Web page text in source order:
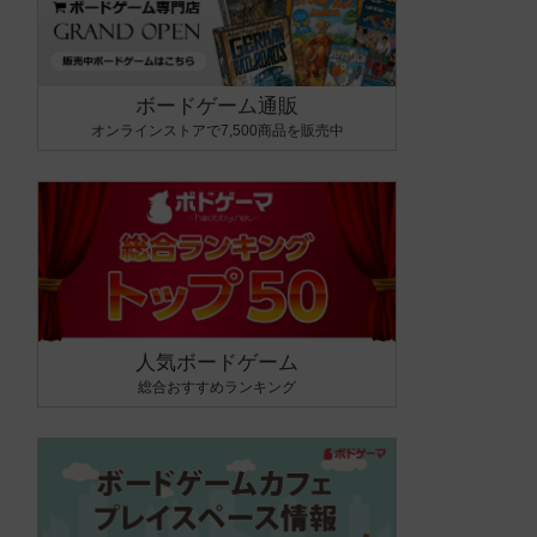
ボードゲーム通販
オンラインストアで7,500商品を販売中
人気ボードゲーム
総合おすすめランキング